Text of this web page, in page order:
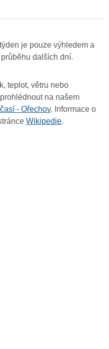
je pouze výhledem a
dalších dní.
teplot, větru nebo
na našem
- Ořechov. Informace o
Wikipedie.